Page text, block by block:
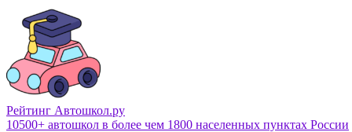
Рейтинг Автошкол.ру
10500+ автошкол в более чем 1800 населенных пунктах России